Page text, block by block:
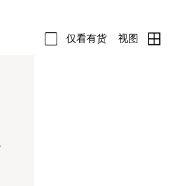
仅看有货 视图